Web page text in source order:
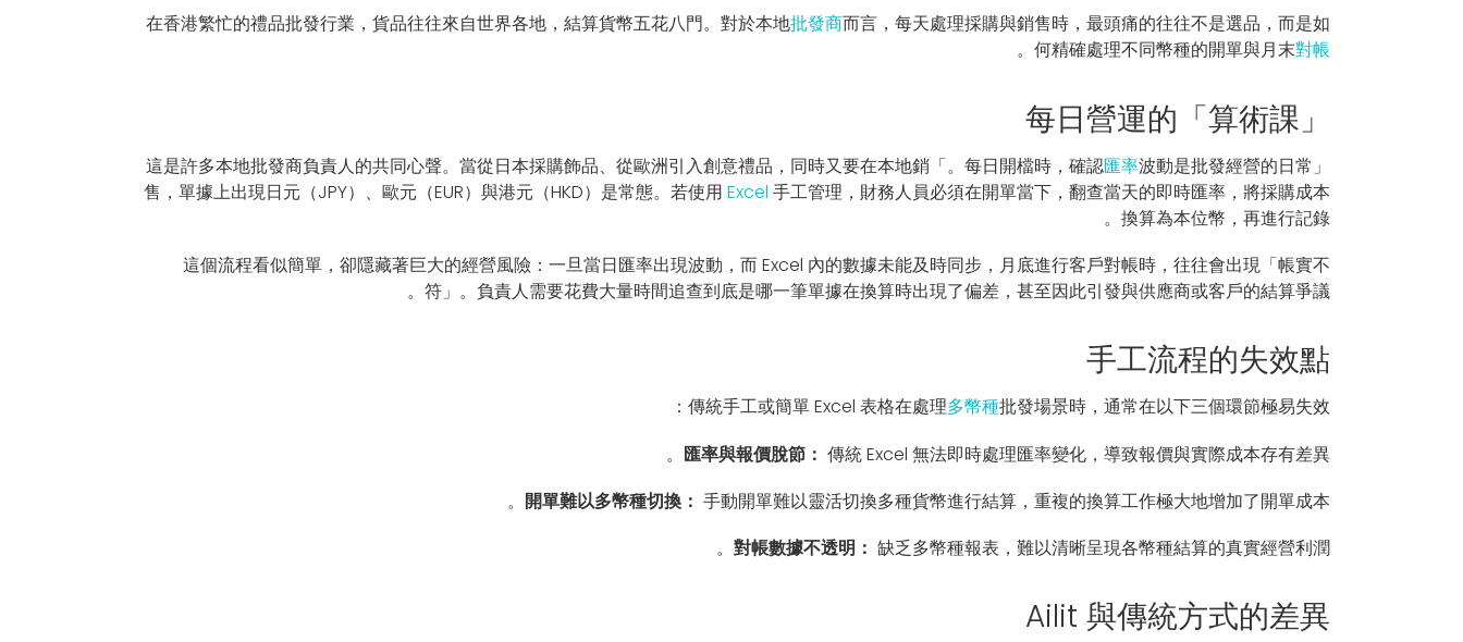
在香港繁忙的禮品批發行業，貨品往往來自世界各地，結算貨幣五花八門。對於本地批發商而言，每天處理採購與銷售時，最頭痛的往往不是選品，而是如
何精確處理不同幣種的開單與月末對帳
。
每日營運的「算術課」
「每日開檔時，確認
匯率
波動是批發經營的日常。」這是許多本地批發商負責人的共同心聲。當從日本採購飾品、從歐洲引入創意禮品，同時又要在本地銷
售，單據上出現日元（JPY）、歐元（EUR）與港元（HKD）是常態。若使用 Excel 手工管理，財務人員必須在開單當下，翻查當天的即時匯率，將採購成本
換算為本位幣，再進行記錄。
這個流程看似簡單，卻隱藏著巨大的經營風險：一旦當日匯率出現波動，而 Excel 內的數據未能及時同步，月底進行客戶對帳時，往往會出現「帳實不
符」。負責人需要花費大量時間追查到底是哪一筆單據在換算時出現了偏差，甚至因此引發與供應商或客戶的結算爭議。
手工流程的失效點
傳統手工或簡單 Excel 表格在處理多幣種批發場景時，通常在以下三個環節極易失效：
匯率與報價脫節： 傳統 Excel 無法即時處理匯率變化，導致報價與實際成本存有差異。
開單難以多幣種切換： 手動開單難以靈活切換多種貨幣進行結算，重複的換算工作極大地增加了開單成本。
對帳數據不透明： 缺乏多幣種報表，難以清晰呈現各幣種結算的真實經營利潤。
Ailit 與傳統方式的差異